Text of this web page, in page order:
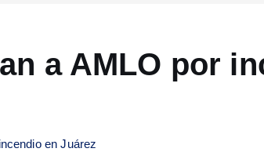
a AMLO por
en Juárez